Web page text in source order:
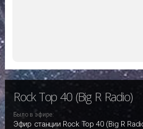
Rock Top 40 (Big R Radio)
Было в эфире:
Эфир станции Rock Top 40 (Big R